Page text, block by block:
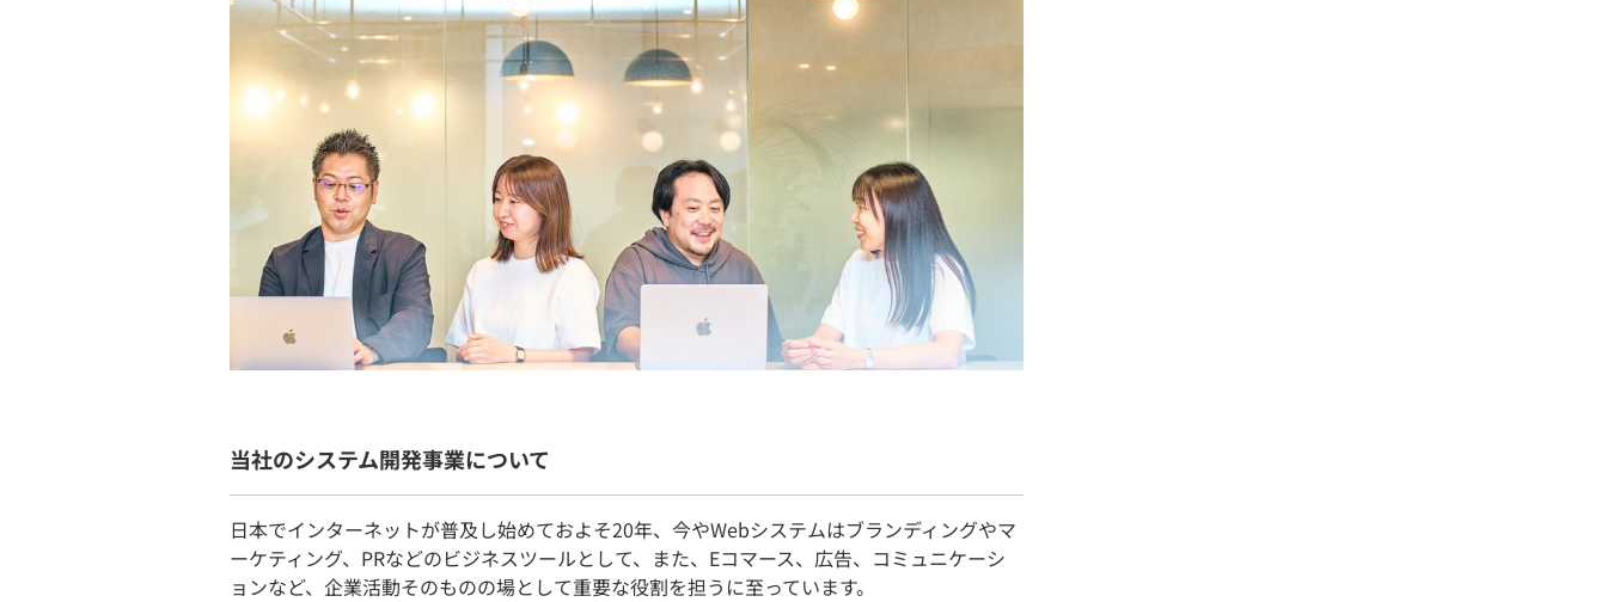
当社のシステム開発事業について
日本でインターネットが普及し始めておよそ20年、今やWebシステムはブランディングやマ
ーケティング、PRなどのビジネスツールとして、また、Eコマース、広告、コミュニケーシ
ョンなど、企業活動そのものの場として重要な役割を担うに至っています。